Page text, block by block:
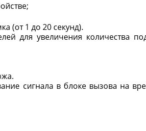
(от 1 до 20 секунд).
для увеличения количества
сигнала в блоке вызова на